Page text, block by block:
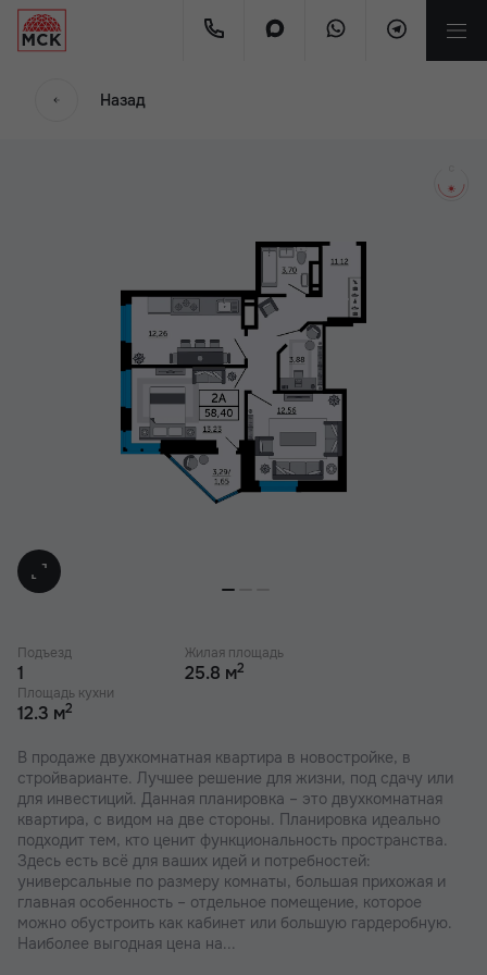
Назад
Подъезд
1
Жилая площадь
25.8 м2
Площадь кухни
12.3 м2
В продаже двухкомнатная квартира в новостройке, в
стройварианте. Лучшее решение для жизни, под сдачу или
для инвестиций. Данная планировка – это двухкомнатная
квартира, с видом на две стороны. Планировка идеально
подходит тем, кто ценит функциональность пространства.
Здесь есть всё для ваших идей и потребностей:
универсальные по размеру комнаты, большая прихожая и
главная особенность – отдельное помещение, которое
можно обустроить как кабинет или большую гардеробную.
Наиболее выгодная цена на...